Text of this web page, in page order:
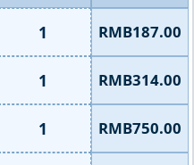
1 RMB187.00
1 RMB314.00
1 RMB750.00